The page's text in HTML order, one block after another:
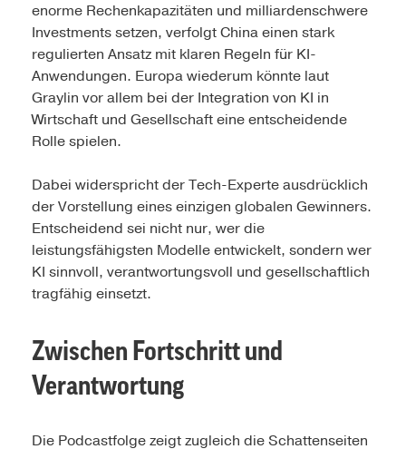
enorme Rechenkapazitäten und milliardenschwere
Investments setzen, verfolgt China einen stark
regulierten Ansatz mit klaren Regeln für KI-
Anwendungen. Europa wiederum könnte laut
Graylin vor allem bei der Integration von KI in
Wirtschaft und Gesellschaft eine entscheidende
Rolle spielen.
Dabei widerspricht der Tech-Experte ausdrücklich
der Vorstellung eines einzigen globalen Gewinners.
Entscheidend sei nicht nur, wer die
leistungsfähigsten Modelle entwickelt, sondern wer
KI sinnvoll, verantwortungsvoll und gesellschaftlich
tragfähig einsetzt.
Zwischen Fortschritt und
Verantwortung
Die Podcastfolge zeigt zugleich die Schattenseiten